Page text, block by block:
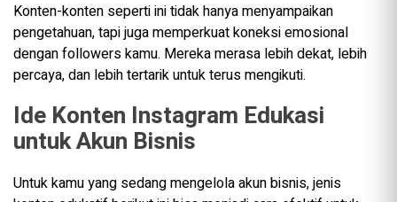
Konten-konten seperti ini tidak hanya menyampaikan
pengetahuan, tapi juga memperkuat koneksi emosional
dengan followers kamu. Mereka merasa lebih dekat, lebih
percaya, dan lebih tertarik untuk terus mengikuti.
Ide Konten Instagram Edukasi
untuk Akun Bisnis
Untuk kamu yang sedang mengelola akun bisnis, jenis